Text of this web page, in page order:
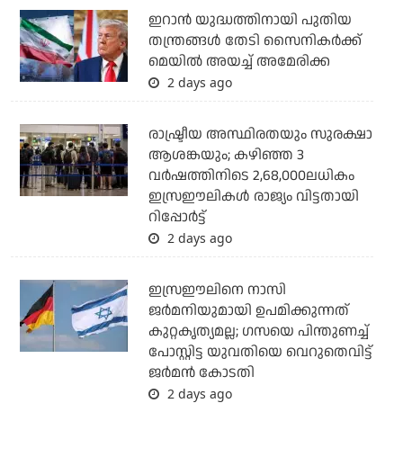
ഇറാന്‍ യുദ്ധത്തിനായി പുതിയ
തന്ത്രങ്ങള്‍ തേടി സൈനികര്‍ക്ക്
മെയില്‍ അയച്ച് അമേരിക്ക
2 days ago
രാഷ്ട്രീയ അസ്ഥിരതയും സുരക്ഷാ
ആശങ്കയും; കഴിഞ്ഞ 3
വര്‍ഷത്തിനിടെ 2,68,000ലധികം
ഇസ്രഈലികള്‍ രാജ്യം വിട്ടതായി
റിപ്പോര്‍ട്ട്
2 days ago
ഇസ്രഈലിനെ നാസി
ജര്‍മനിയുമായി ഉപമിക്കുന്നത്
കുറ്റകൃത്യമല്ല; ഗസയെ പിന്തുണച്ച്
പോസ്റ്റിട്ട യുവതിയെ വെറുതെവിട്ട്
ജര്‍മന്‍ കോടതി
2 days ago